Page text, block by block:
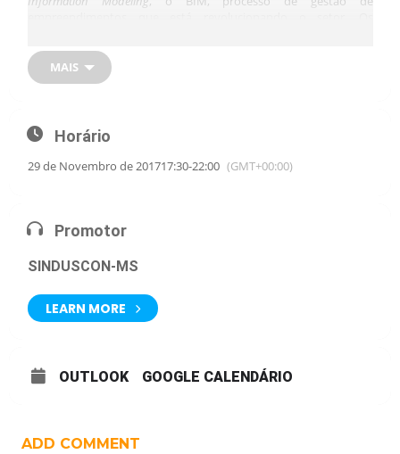
BIM para Construtoras e Incorporadoras, além de levantar
dúvidas, trocar experiências e conhecer os exemplos exitosos de
gestão de projetos apresentados.
MAIS
Horário
29 de Novembro de 201717:30-22:00 (GMT+00:00)
Promotor
SINDUSCON-MS
LEARN MORE
OUTLOOK GOOGLE CALENDÁRIO
ADD COMMENT